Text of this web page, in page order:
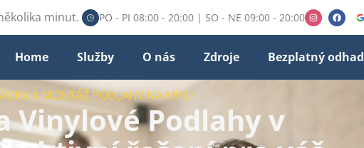
minut. PO - PI 08:00 - 20:00 | SO - NE 09:00 - 20:00
Home Služby O nás Zdroje Bezplatný odhad
A MONTÁŽ PODLAHY NA MÍRU
Vinylové Podlahy v